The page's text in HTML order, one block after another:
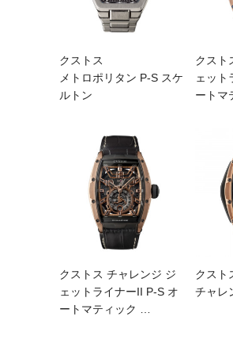
クストス
メトロポリタン P-S スケ
ルトン
クスト
ェッ
ートマ
クストス チャレンジ ジ
ェットライナーII P-S オ
ートマティック
クスト
チャレ